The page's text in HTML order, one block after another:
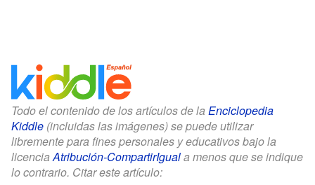
Todo el contenido de los artículos de la Enciclopedia
Kiddle (incluidas las imágenes) se puede utilizar
libremente para fines personales y educativos bajo la
licenciaAtribución-CompartirIguala menos que se indique
lo contrario. Citar este artículo: